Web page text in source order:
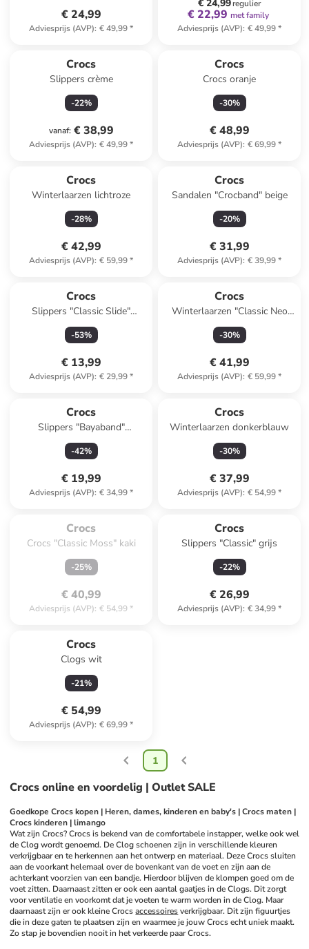
€ 24,99
Adviesprijs (AVP): € 49,99*
€ 24,99regulier
€ 22,99 met family
Adviesprijs (AVP): € 49,99*
Crocs
Slippers crème
-22%
vanaf: € 38,99
Adviesprijs (AVP): € 49,99*
Crocs
Crocs oranje
-30%
€ 48,99
Adviesprijs (AVP): € 69,99*
Crocs
Winterlaarzen lichtroze
-28%
€ 42,99
Adviesprijs (AVP): € 59,99*
Crocs
Sandalen "Crocband" beige
-20%
€ 31,99
Adviesprijs (AVP): € 39,99*
Crocs
Slippers "Classic Slide"
donkerblauw
-53%
€ 13,99
Adviesprijs (AVP): € 29,99*
Crocs
Winterlaarzen "Classic Neo
Puff" zwart
-30%
€ 41,99
Adviesprijs (AVP): € 59,99*
Crocs
Slippers "Bayaband"
donkerblauw
-42%
€ 19,99
Adviesprijs (AVP): € 34,99*
Crocs
Winterlaarzen donkerblauw
-30%
€ 37,99
Adviesprijs (AVP): € 54,99*
uitverkocht.
Crocs
Crocs "Classic Moss" kaki
-25%
€ 40,99
Adviesprijs (AVP): € 54,99*
Crocs
Slippers "Classic" grijs
-22%
€ 26,99
Adviesprijs (AVP): € 34,99*
Crocs
Clogs wit
-21%
€ 54,99
Adviesprijs (AVP): € 69,99*
1
Crocs online en voordelig | Outlet SALE
Goedkope Crocs kopen | Heren, dames, kinderen en baby's | Crocs maten |
Crocs kinderen | limango
Wat zijn Crocs? Crocs is bekend van de comfortabele instapper, welke ook wel
de Clog wordt genoemd. De Clog schoenen zijn in verschillende kleuren
verkrijgbaar en te herkennen aan het ontwerp en materiaal. Deze Crocs sluiten
aan de voorkant helemaal over de bovenkant van de voet en zijn aan de
achterkant voorzien van een bandje. Hierdoor blijven de klompen goed om de
voet zitten. Daarnaast zitten er ook een aantal gaatjes in de Clogs. Dit zorgt
voor ventilatie en voorkomt dat je voeten te warm worden in de Clog. Maar
daarnaast zijn er ook kleine Crocs accessoires verkrijgbaar. Dit zijn figuurtjes
die in deze gaten te plaatsen zijn en waarmee je jouw Crocs echt uniek maakt.
Zo stap je bovendien nooit in het verkeerde paar Crocs.